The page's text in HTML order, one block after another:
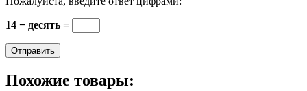
14 − десять =
Похожие товары: